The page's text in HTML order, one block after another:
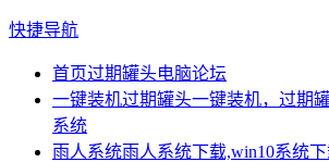
快捷导航
首页过期罐头电脑论坛
一键装机过期罐头一键装机，过期
系统
雨人系统雨人系统下载,win10系统